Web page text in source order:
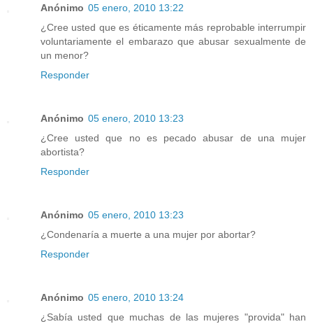
Anónimo 05 enero, 2010 13:22
¿Cree usted que es éticamente más reprobable interrumpir
voluntariamente el embarazo que abusar sexualmente de
un menor?
Responder
Anónimo 05 enero, 2010 13:23
¿Cree usted que no es pecado abusar de una mujer
abortista?
Responder
Anónimo 05 enero, 2010 13:23
¿Condenaría a muerte a una mujer por abortar?
Responder
Anónimo 05 enero, 2010 13:24
¿Sabía usted que muchas de las mujeres "provida" han